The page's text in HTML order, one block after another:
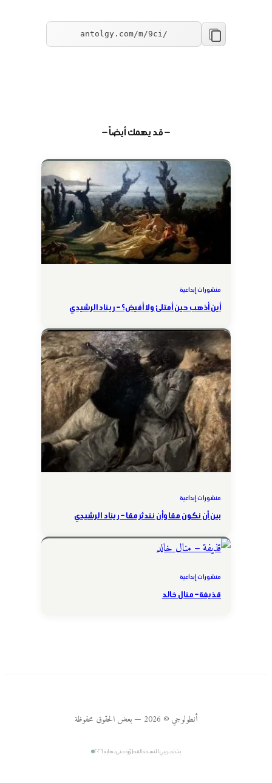
— قد يهمك أيضاً —
منشورات إبداعية
أين أذهب حين أمتلئ ولا أفيض؟ – ريناد الرشيدي
منشورات إبداعية
بين أن نكون معًا وأن نندثر معًا – ريناد الرشيدي
منشورات إبداعية
قذيفة – منال خالد
أنطولوجي © 2026 — بعض الحقوق محفوظة
بث تجريبي للنسخة المطوّرة حتى نهاية ٢٠٢٦